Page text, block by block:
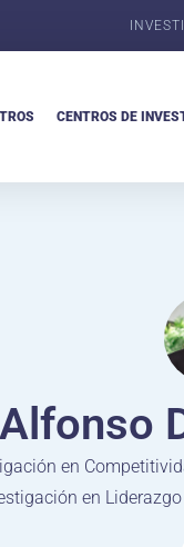
CENTROS DE
en
en